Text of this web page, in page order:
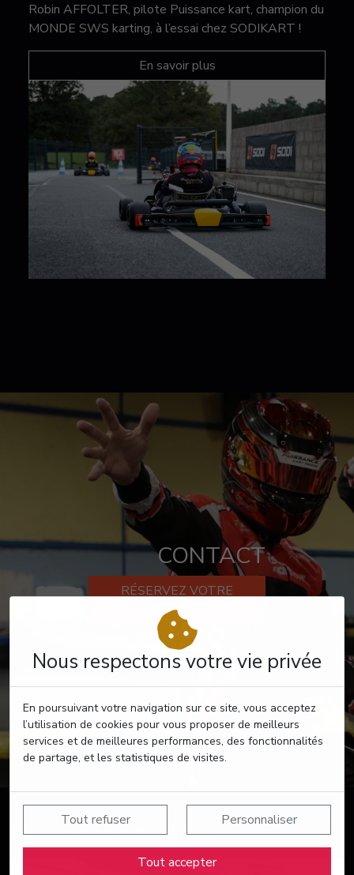
Nous respectons votre vie privée
En poursuivant votre navigation sur ce site, vous acceptez
l’utilisation de cookies pour vous proposer de meilleurs
services et de meilleures performances, des fonctionnalités
de partage, et les statistiques de visites.
Tout refuser Personnaliser
Tout accepter
Robin AFFOLTER, pilote Puissance kart, champion du
MONDE SWS karting, à l’essai chez SODIKART !
En savoir plus
CONTACT
RÉSERVEZ VOTRE
PASSAGE
Suivez nos actualités